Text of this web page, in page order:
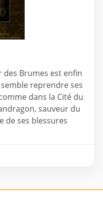
des Brumes est enfin
reprendre ses
dans la Cité du
sauveur du
de ses blessures